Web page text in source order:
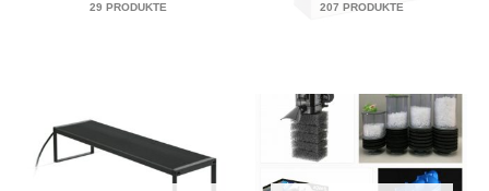
29 PRODUKTE 207 PRODUKTE